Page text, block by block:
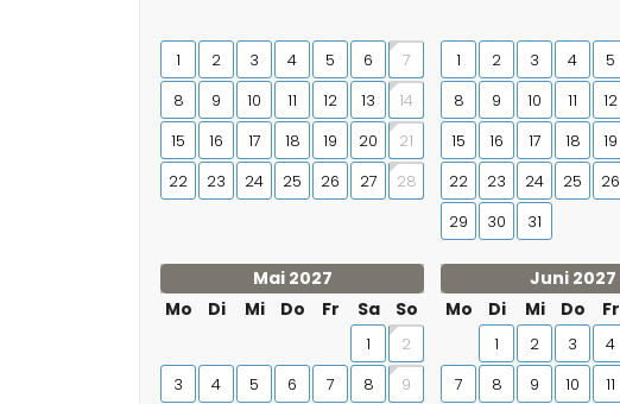
1 2 3 4 5 6
7
8
9 10 11 12 13
14
15
16 17 18 19 20
21
22
23 24 25 26 27 28
1 2 3 4 5
8
9 10 11 12
15
16 17 18 19
22
23 24 25 26
29
30 31
Mai 2027
Mo
Di Mi Do Fr Sa So
1
2
3
4 5 6 7 8 9
Juni 2027
Mo
Di Mi Do Fr
1 2 3 4
7
8 9 10 11